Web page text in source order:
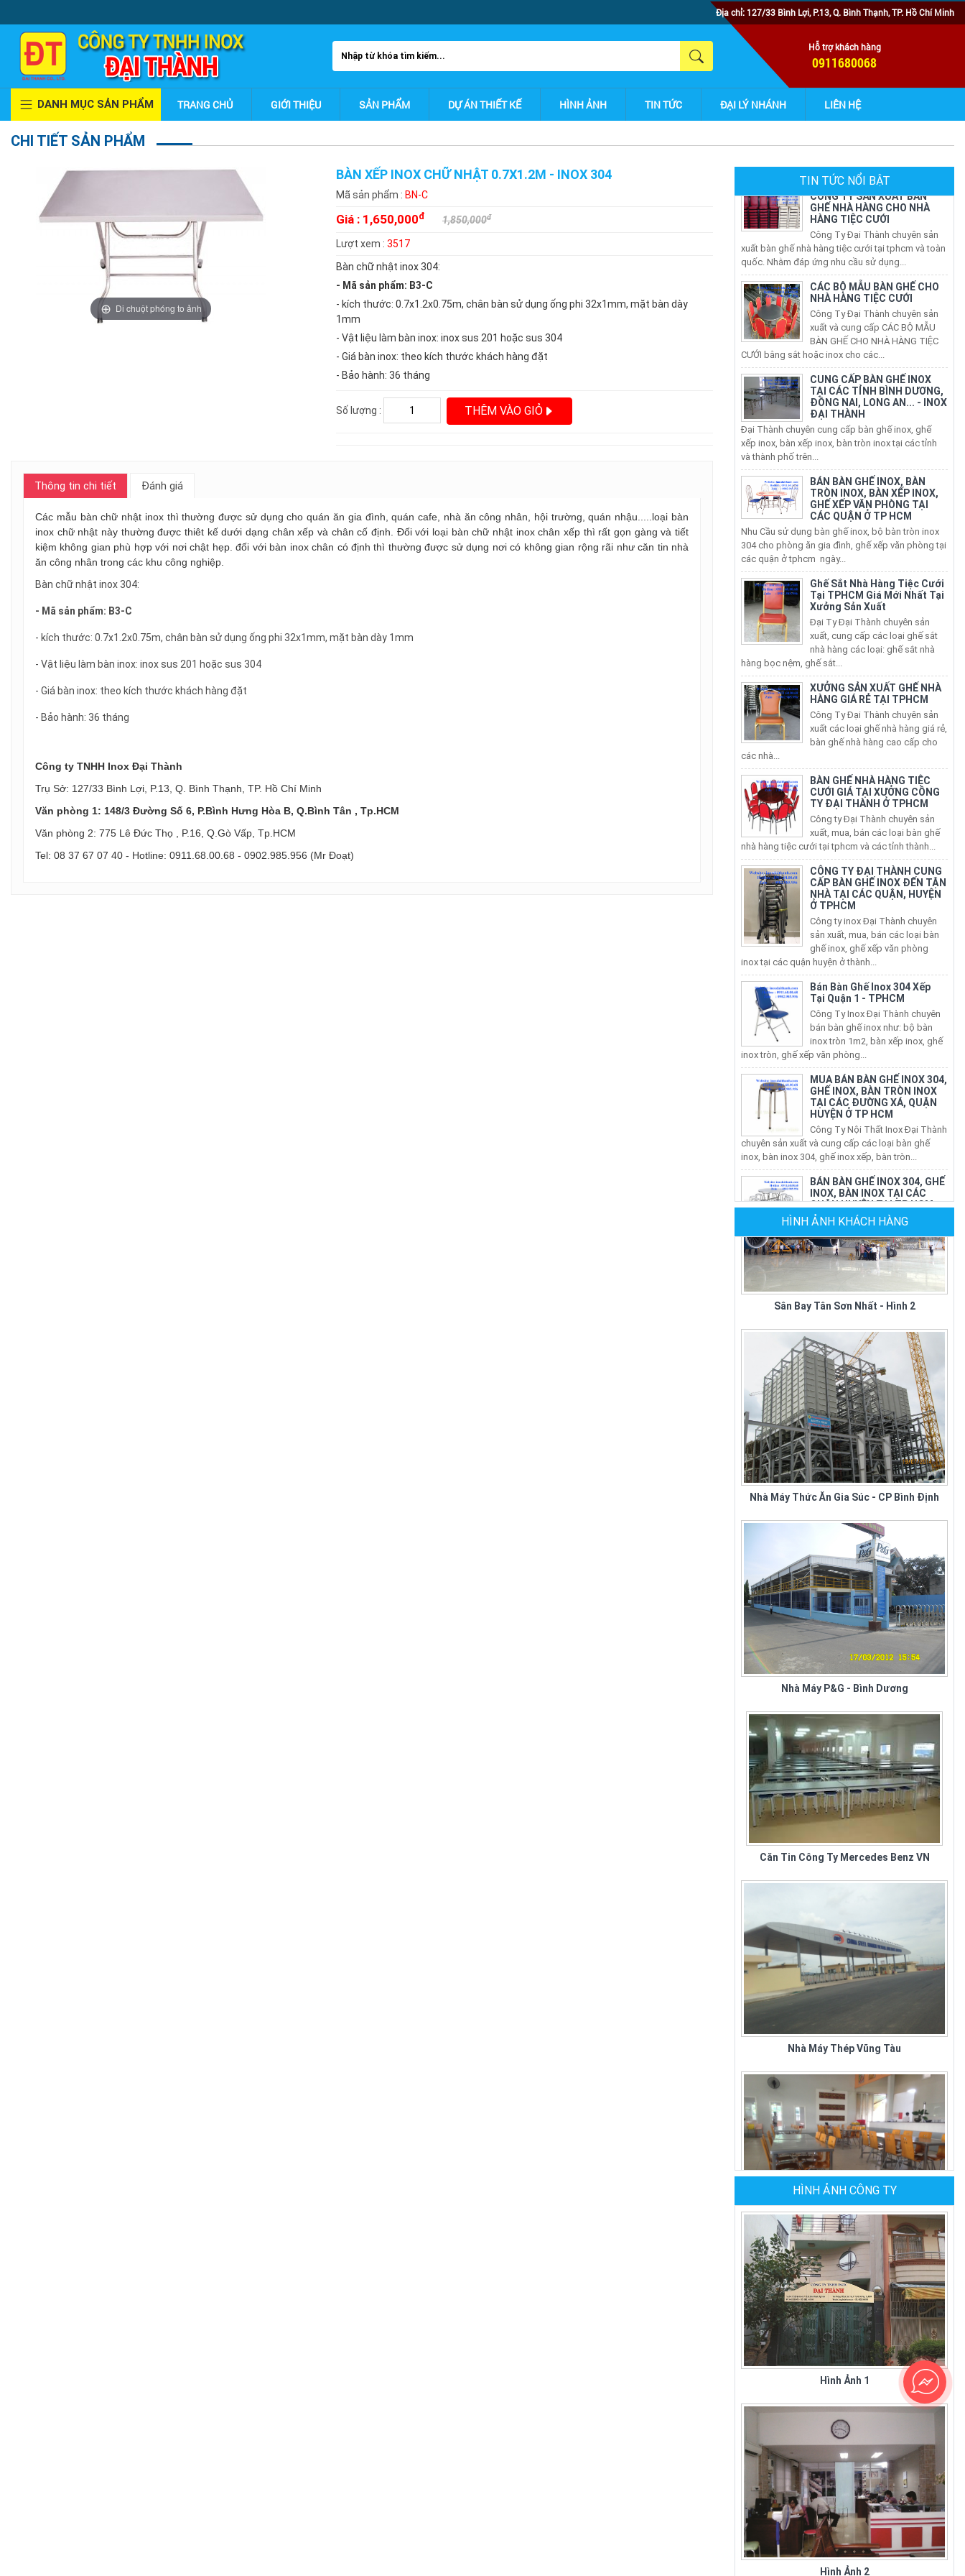
Địa chỉ: 127/33 Bình Lợi, P.13, Q. Bình Thạnh, TP. Hồ Chí Minh
Hỗ trợ khách hàng
0911680068
DANH MỤC SẢN PHẨM TRANG CHỦ GIỚI THIỆU SẢN PHẨM DỰ ÁN THIẾT KẾ HÌNH ẢNH TIN TỨC ĐẠI LÝ NHÁNH LIÊN HỆ
CHI TIẾT SẢN PHẨM
Di chuột phóng to ảnh
BÀN XẾP INOX CHỮ NHẬT 0.7X1.2M - INOX 304
Mã sản phẩm : BN-C
Giá : 1,650,000đ 1,850,000đ
Lượt xem : 3517
Bàn chữ nhật inox 304:
- Mã sản phẩm: B3-C
- kích thước: 0.7x1.2x0.75m, chân bàn sử dụng ống phi 32x1mm, mặt bàn dày
1mm
- Vật liệu làm bàn inox: inox sus 201 hoặc sus 304
- Giá bàn inox: theo kích thước khách hàng đặt
- Bảo hành: 36 tháng
Số lượng : THÊM VÀO GIỎ
Thông tin chi tiết Đánh giá
Các mẫu bàn chữ nhật inox thì thường được sử dụng cho quán ăn gia đình, quán cafe, nhà ăn công nhân, hội trường, quán nhậu.....loại bàn
inox chữ nhật này thường được thiêt kế dưới dạng chân xếp và chân cố định. Đối với loại bàn chữ nhật inox chân xếp thì rất gọn gàng và tiết
kiệm không gian phù hợp với nơi chật hẹp. đối với bàn inox chân có định thì thường được sử dụng nơi có không gian rộng rãi như căn tin nhà
ăn công nhân trong các khu công nghiệp.
Bàn chữ nhật inox 304:
- Mã sản phẩm: B3-C
- kích thước: 0.7x1.2x0.75m, chân bàn sử dụng ống phi 32x1mm, mặt bàn dày 1mm
- Vật liệu làm bàn inox: inox sus 201 hoặc sus 304
- Giá bàn inox: theo kích thước khách hàng đặt
- Bảo hành: 36 tháng
Công ty TNHH Inox Đại Thành
Trụ Sở: 127/33 Bình Lợi, P.13, Q. Bình Thạnh, TP. Hồ Chí Minh
Văn phòng 1: 148/3 Đường Số 6, P.Bình Hưng Hòa B, Q.Bình Tân , Tp.HCM
Văn phòng 2: 775 Lê Đức Thọ , P.16, Q.Gò Vấp, Tp.HCM
Tel: 08 37 67 07 40 - Hotline: 0911.68.00.68 - 0902.985.956 (Mr Đoạt)
TIN TỨC NỔI BẬT
CÔNG TY SẢN XUẤT BÀN
HÀNG TIỆC CƯỚI
Công Ty Đại Thành chuyên sản
xuất bàn ghế nhà hàng tiệc cưới tại tphcm và toàn
quốc. Nhằm đáp ứng nhu cầu sử dụng...
CÁC BỘ MẪU BÀN GHẾ CHO
NHÀ HÀNG TIỆC CƯỚI
Công Ty Đại Thành chuyên sản
xuất và cung cấp CÁC BỘ MẪU
BÀN GHẾ CHO NHÀ HÀNG TIỆC
CƯỚI bằng sắt hoặc inox cho các...
CUNG CẤP BÀN GHẾ INOX
TẠI CÁC TỈNH BÌNH DƯƠNG,
ĐỒNG NAI, LONG AN... - INOX
ĐẠI THÀNH
Đại Thành chuyên cung cấp bàn ghế inox, ghế
xếp inox, bàn xếp inox, bàn tròn inox tại các tỉnh
và thành phố trên...
TRÒN INOX, BÀN XẾP INOX,
GHẾ XẾP VĂN PHÒNG TẠI
CÁC QUẬN Ở TP HCM
Nhu Cầu sử dụng bàn ghế inox, bộ bàn tròn inox
304 cho phòng ăn gia đình, ghế xếp văn phòng tại
các quận ở tphcm ngày...
Ghế Sắt Nhà Hàng Tiệc Cưới
Tại TPHCM Giá Mới Nhất Tại
Xưởng Sản Xuất
Đại Ty Đại Thành chuyên sản
xuất, cung cấp các loại ghế sắt
nhà hàng các loại: ghế sắt nhà
hàng bọc nệm, ghế sắt...
HÀNG GIÁ RẺ TẠI TPHCM
Công Ty Đại Thành chuyên sản
xuất các loại ghế nhà hàng giá rẻ,
bàn ghế nhà hàng cao cấp cho
các nhà...
CƯỚI GIÁ TẠI XƯỞNG CÔNG
TY ĐẠI THÀNH Ở TPHCM
Công ty Đại Thành chuyên sản
xuất, mua, bán các loại bàn ghế
nhà hàng tiệc cưới tại tphcm và các tỉnh thành...
CÔNG TY ĐẠI THÀNH CUNG
CẤP BÀN GHẾ INOX ĐẾN TẬN
NHÀ TẠI CÁC QUẬN, HUYỆN
Ở TPHCM
Công ty inox Đại Thành chuyên
sản xuất, mua, bán các loại bàn
ghế inox, ghế xếp văn phòng
inox tại các quận huyện ở thành...
Bán Bàn Ghế Inox 304 Xếp
Tại Quận 1 - TPHCM
Công Ty Inox Đại Thành chuyên
bán bàn ghế inox như: bộ bàn
inox tròn 1m2, bàn xếp inox, ghế
inox tròn, ghế xếp văn phòng...
MUA BÁN BÀN GHẾ INOX 304,
GHẾ INOX, BÀN TRÒN INOX
TẠI CÁC ĐƯỜNG XÁ, QUẬN
HUYỆN Ở TP HCM
Công Ty Nội Thất Inox Đại Thành
chuyên sản xuất và cung cấp các loại bàn ghế
inox, bàn inox 304, ghế inox xếp, bàn tròn...
BÁN BÀN GHẾ INOX 304, GHẾ
INOX, BÀN INOX TẠI CÁC
QUẬN HUYỆN TẠI TP HCM
Nội Thất Inox Đại Thành chuyên
sản xuất và cung cấp các loại bàn ghế inox, bàn
CÔNG TY SẢN XUẤT GHẾ
NHÀ HÀNG
Công Ty Đại Thành chuyên sản
xuất ghế nhà hàng tiệc cưới tại
tphcm và toàn quốc. Nhằm đáp
HÌNH ẢNH KHÁCH HÀNG
Sân Bay Tân Sơn Nhất - Hình 2
Nhà Máy Thức Ăn Gia Súc - CP Bình Định
Nhà Máy P&G - Bình Dương
Quán Cơm Kiều Giang
Sân Bay Tân Sơn Nhất - Hình 1
HÌNH ẢNH CÔNG TY
Hình Ảnh 1
Hình Ảnh 2